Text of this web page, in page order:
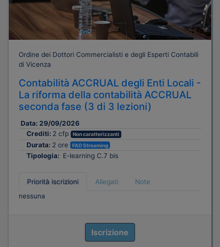
Ordine dei Dottori Commercialisti e degli Esperti Contabili
di Vicenza
Contabilità ACCRUAL degli Enti Locali -
La riforma della contabilità ACCRUAL
seconda fase (3 di 3 lezioni)
Data: 29/09/2026
Crediti: 2 cfp Non caratterizzanti
Durata: 2 ore FAD Streaming
Tipologia: E-learning C.7 bis
Priorità iscrizioni Allegati
Note
nessuna
Iscrizione